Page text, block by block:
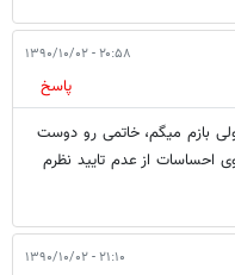
۲۰:۵۸ - ۱۳۹۰/۱۰/۰۲
پاسخ
بازم میگم، خاتمی رو دوست
احساسات از عدم تایید نظرم
۲۱:۱۰ - ۱۳۹۰/۱۰/۰۲